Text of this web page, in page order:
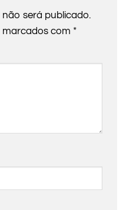
será publicado.
com *